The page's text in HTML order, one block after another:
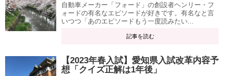
自動車メーカー「フォード」の創設者ヘンリー・フ
ォードの有名なエピソードが好きです。有名なと言
いつつ「あのエピソードもう一度読みたい...
記事を読む
【2023年春入試】愛知県入試改革内容予
想「クイズ正解は1年後」